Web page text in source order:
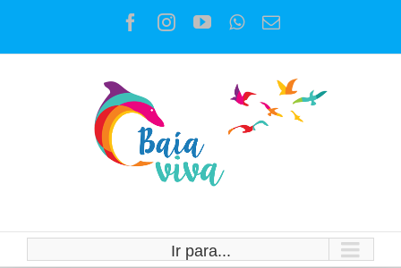
o
Facebook
Instagram
YouTubeWhatsApp
E-
Ir para...